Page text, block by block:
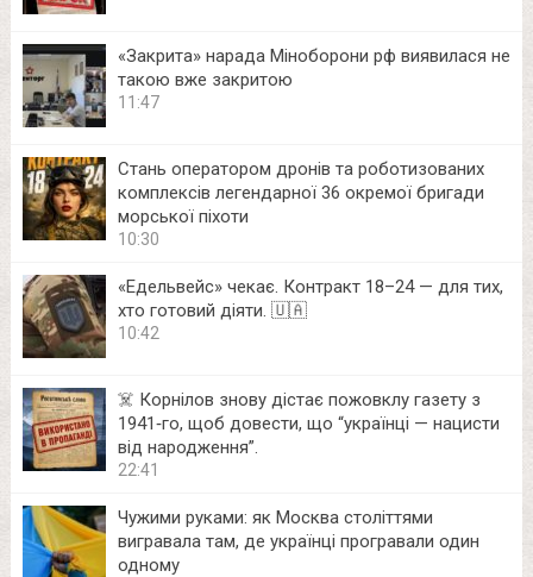
«Закрита» нарада Міноборони рф виявилася не
такою вже закритою
11:47
Стань оператором дронів та роботизованих
комплексів легендарної 36 окремої бригади
морської піхоти
10:30
«Едельвейс» чекає. Контракт 18–24 — для тих,
хто готовий діяти. 🇺🇦
10:42
☠️ Корнілов знову дістає пожовклу газету з
1941‑го, щоб довести, що “українці — нацисти
від народження”.
22:41
Чужими руками: як Москва століттями
вигравала там, де українці програвали один
одному